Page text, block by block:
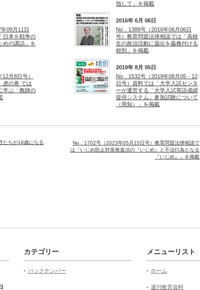
指して」を掲載
09月11日
日本を戦争の
めの講話」を
2016年 6月 06日
No．1389号（2016年06月06日
号）教育問題法律相談では「高校
生の政治活動に届出を義務付ける
校則」を掲載
月8日号）
の巻 では
学ぶ「教師の
2019年 8月 05日
No．1532号（2019年08月05・12
日号）資料では「大学入試センタ
ーが運営する「大学入試英語成績
提供システム」参加試験について
（周知）」を掲載
たちが18歳になる
No．1702号（2023年05月15日号）教育問題法律相談で
は「いじめ防止対策推進法の『いじめ』と不法行為となる
『いじめ』」を掲載
カテゴリー
バックナンバー
メニューリスト
ホーム
週刊教育資料